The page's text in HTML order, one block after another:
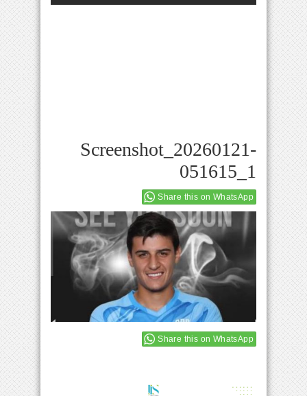
Screenshot_20260121-
051615_1
Share this on WhatsApp
Share this on WhatsApp